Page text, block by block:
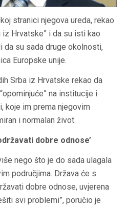
stranici njegova ureda, rekao
Hrvatske” i da su isti kao
su sada druge okolnosti,
Europske unije.
Srba iz Hrvatske rekao da
na institucije i
koje im prema njegovim
i normalan život.
dobre odnose’
nego što je do sada ulagala
područjima. Država će s
dobre odnose, uvjerena
svi problemi”, poručio je